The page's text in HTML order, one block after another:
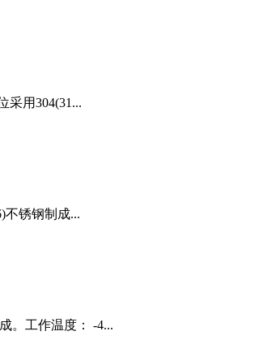
采用304(31...
不锈钢制成...
。工作温度： -4...